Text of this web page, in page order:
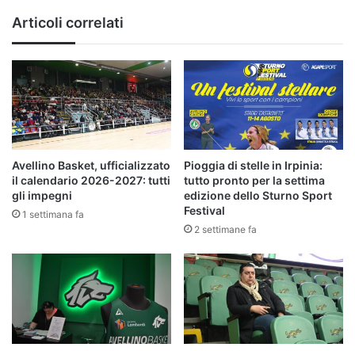
continua
a
volare
Articoli correlati
Avellino Basket, ufficializzato
il calendario 2026-2027: tutti
gli impegni
1 settimana fa
Pioggia di stelle in Irpinia:
tutto pronto per la settima
edizione dello Sturno Sport
Festival
2 settimane fa